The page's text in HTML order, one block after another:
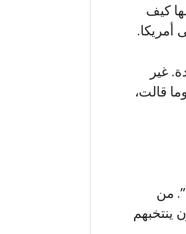
كيف
أمريكا.
غير
قالت،
من
ينتخبهم